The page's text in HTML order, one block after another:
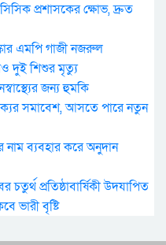
প্রশাসকের ক্ষোভ, দ্রুত
এমপি গাজী নজরুল
দুই শিশুর মৃত্যু
জন্য হুমকি
সমাবেশ, আসতে পারে নতুন
নাম ব্যবহার করে অনুদান
চতুর্থ প্রতিষ্ঠাবার্ষিকী উদযাপিত
ভারী বৃষ্টি